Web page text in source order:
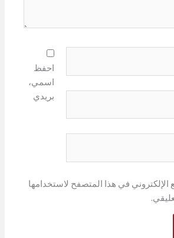
احفظ
اسمي،
بريدي
الإلكتروني في هذا المتصفح لاستخدامها